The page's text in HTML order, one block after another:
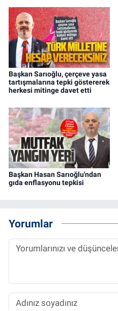
Başkan Sarıoğlu, çerçeve yasa
tartışmalarına tepki göstererek
herkesi mitinge davet etti
Başkan Hasan Sarıoğlu'ndan
gıda enflasyonu tepkisi
Yorumlar